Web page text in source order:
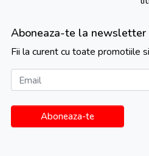
Aboneaza-te la newsletter
Fii la curent cu toate promotiile
Email
Aboneaza-te